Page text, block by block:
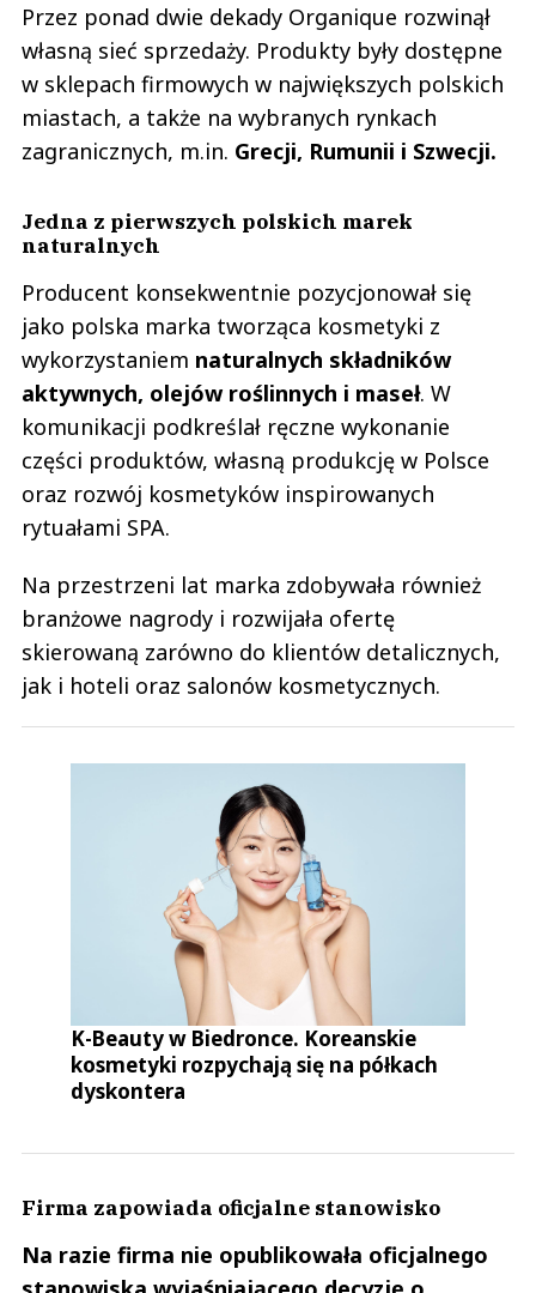
Przez ponad dwie dekady Organique rozwinął
własną sieć sprzedaży. Produkty były dostępne
w sklepach firmowych w największych polskich
miastach, a także na wybranych rynkach
zagranicznych, m.in. Grecji, Rumunii i Szwecji.
Jedna z pierwszych polskich marek
naturalnych
Producent konsekwentnie pozycjonował się
jako polska marka tworząca kosmetyki z
wykorzystaniem naturalnych składników
aktywnych, olejów roślinnych i maseł. W
komunikacji podkreślał ręczne wykonanie
części produktów, własną produkcję w Polsce
oraz rozwój kosmetyków inspirowanych
rytuałami SPA.
Na przestrzeni lat marka zdobywała również
branżowe nagrody i rozwijała ofertę
skierowaną zarówno do klientów detalicznych,
jak i hoteli oraz salonów kosmetycznych.
K-Beauty w Biedronce. Koreanskie
kosmetyki rozpychają się na półkach
dyskontera
Firma zapowiada oficjalne stanowisko
Na razie firma nie opublikowała oficjalnego